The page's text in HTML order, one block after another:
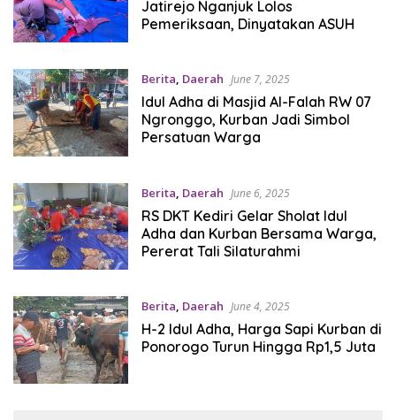
Jatirejo Nganjuk Lolos
Pemeriksaan, Dinyatakan ASUH
Berita, Daerah June 7, 2025
Idul Adha di Masjid Al-Falah RW 07
Ngronggo, Kurban Jadi Simbol
Persatuan Warga
Berita, Daerah June 6, 2025
RS DKT Kediri Gelar Sholat Idul
Adha dan Kurban Bersama Warga,
Pererat Tali Silaturahmi
Berita, Daerah June 4, 2025
H-2 Idul Adha, Harga Sapi Kurban di
Ponorogo Turun Hingga Rp1,5 Juta